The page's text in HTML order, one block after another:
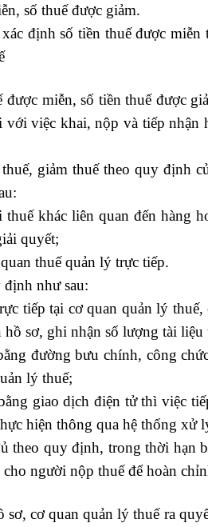
số thuế được giảm.
định số tiền thuế được miễn
miễn, số tiền thuế được
việc khai, nộp và tiếp nhận
giảm thuế theo quy định
khác liên quan đến hàng
quyết;
thuế quản lý trực tiếp.
như sau:
tiếp tại cơ quan quản lý
sơ, ghi nhận số lượng tài liệu
đường bưu chính, công
lý thuế;
giao dịch điện tử thì việc
hiện thông qua hệ thống xử
theo quy định, trong thời hạn
người nộp thuế để hoàn
cơ quan quản lý thuế ra